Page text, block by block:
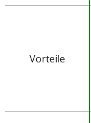
Vorteile